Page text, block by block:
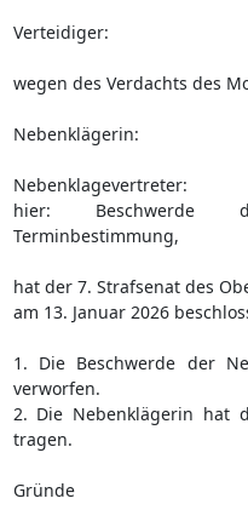
Verteidiger:
wegen des Verdachts des
Nebenklägerin:
Nebenklagevertreter:
hier: Beschwerde
Terminbestimmung,
hat der 7. Strafsenat des
am 13. Januar 2026
1. Die Beschwerde der
verworfen.
2. Die Nebenklägerin hat
tragen.
Gründe